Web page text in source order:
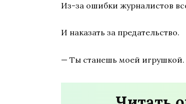
Из-за ошибки журналистов
И наказать за предательство.
— Ты станешь моей игрушкой.